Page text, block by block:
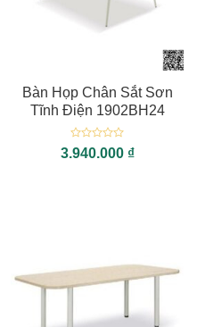
Bàn Họp Chân Sắt Sơn
Tĩnh Điện 1902BH24
Được
xếp
3.940.000 ₫